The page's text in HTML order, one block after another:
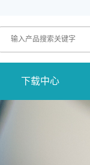
下载中心